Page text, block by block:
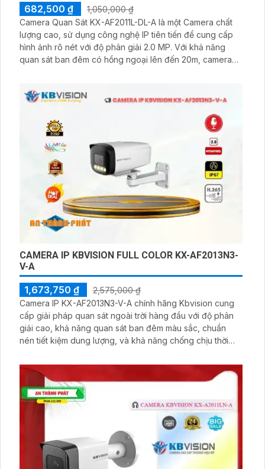
682,500 ₫
1,050,000 ₫
Camera Quan Sát KX-AF2011L-DL-A là một Camera chất
lượng cao, sử dụng công nghệ IP tiên tiến để cung cấp
hình ảnh rõ nét với độ phân giải 2.0 MP. Với khả năng
quan sát ban đêm có hồng ngoại lên đến 20m, camera
cung cấp một góc nhìn rộng, cho phép bạn theo dõi
CAMERA IP KBVISION FULL COLOR KX-AF2013N3-
V-A
1,673,750 ₫
2,575,000 ₫
Camera IP KX-AF2013N3-V-A chính hãng Kbvision cung
cấp giải pháp quan sát ngoài trời hàng đầu với độ phân
giải cao, khả năng quan sát ban đêm màu sắc, chuẩn
nén tiết kiệm dung lượng, và khả năng chống chịu thời
ứng được các yêu cầu giám sát chất lượng cao của bạn.